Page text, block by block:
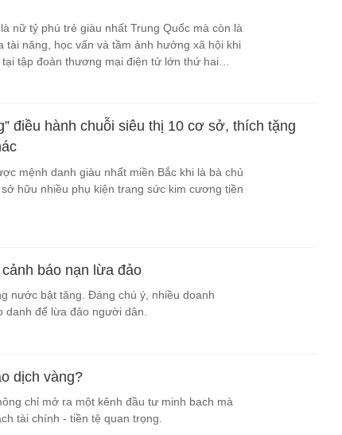
nữ tỷ phú trẻ giàu nhất Trung Quốc mà còn là
tài năng, học vấn và tầm ảnh hưởng xã hội khi
tập đoàn thương mại điện tử lớn thứ hai
điều hành chuỗi siêu thị 10 cơ sở, thích tặng
mệnh danh giàu nhất miền Bắc khi là bà chủ
hữu nhiều phụ kiện trang sức kim cương tiền
báo nạn lừa đảo
nước bật tăng. Đáng chú ý, nhiều doanh
danh để lừa đảo người dân.
dịch vàng?
chỉ mở ra một kênh đầu tư minh bạch mà
tài chính - tiền tệ quan trọng.